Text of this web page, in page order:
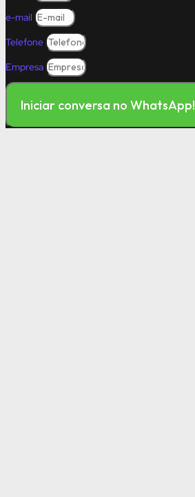
e-mail
Telefone
Empresa
Iniciar conversa no WhatsApp!